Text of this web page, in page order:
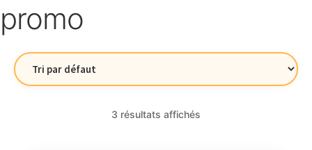
promo
3 résultats affichés